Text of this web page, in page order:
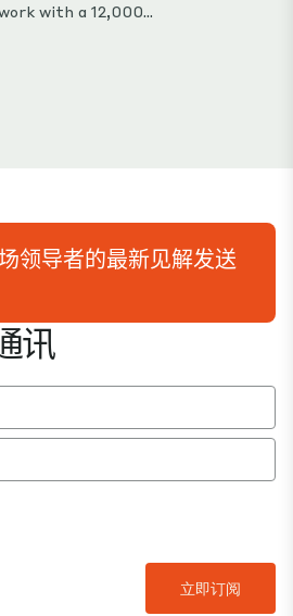
with a 12,000...
讯
领导者的最新见解发送